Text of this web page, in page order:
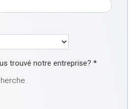
trouvé notre entreprise?*